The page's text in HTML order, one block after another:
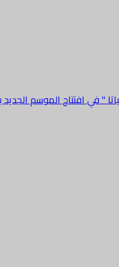
" في افتتاح الموسم الجديد